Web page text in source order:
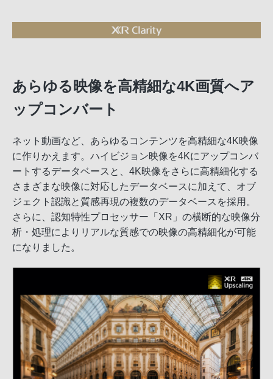
あらゆる映像を高精細な4K画質へア
ップコンバート
ネット動画など、あらゆるコンテンツを高精細な4K映像
に作りかえます。ハイビジョン映像を4Kにアップコンバ
ートするデータベースと、4K映像をさらに高精細化する
さまざまな映像に対応したデータベースに加えて、オブ
ジェクト認識と質感再現の複数のデータベースを採用。
さらに、認知特性プロセッサー「XR」の横断的な映像分
析・処理によりリアルな質感での映像の高精細化が可能
になりました。